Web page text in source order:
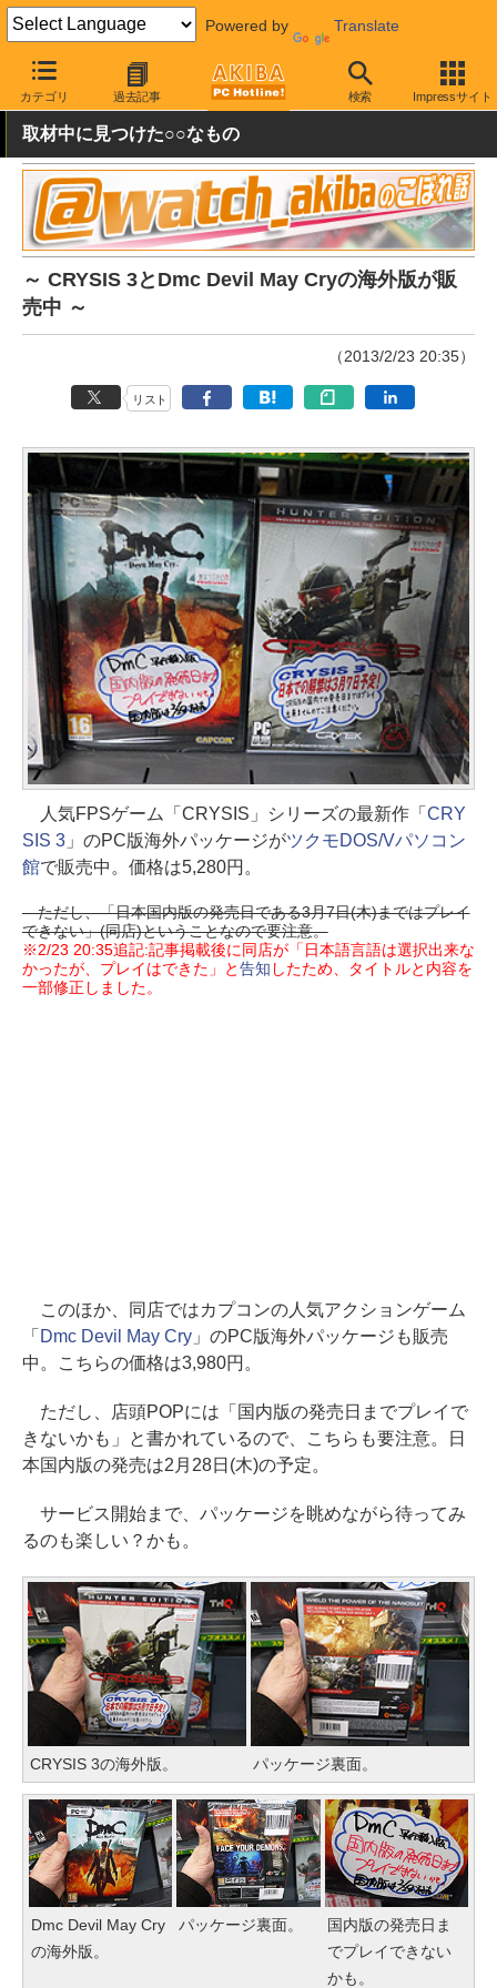
Powered by Translate
カテゴリ 過去記事 検索 Impressサイト
AKIBA PC Hotline! PC本体・ソフト ソフト・PCゲーム PCゲ
取材中に見つけた○○なもの
～ CRYSIS 3とDmc Devil May Cryの海外版が販
売中 ～
（2013/2/23 20:35）
リスト
人気FPSゲーム「CRYSIS」シリーズの最新作「 CRY
SIS 3」のPC版海外パッケージがツクモDOS/Vパソコン
館で販売中。価格は5,280円。
ただし、「日本国内版の発売日である3月7日(木)まではプレイ
できない」(同店)ということなので要注意。
※2/23 20:35追記:記事掲載後に同店が「日本語言語は選択出来な
かったが、プレイはできた」と告知 したため、タイトルと内容を
一部修正しました。
このほか、同店ではカプコンの人気アクションゲーム
「 Dmc Devil May Cry」のPC版海外パッケージも販売
中。こちらの価格は3,980円。
ただし、店頭POPには「国内版の発売日までプレイで
きないかも」と書かれているので、こちらも要注意。日
本国内版の発売は2月28日(木)の予定。
サービス開始まで、パッケージを眺めながら待ってみ
るのも楽しい？かも。
CRYSIS 3の海外版。 パッケージ裏面。
Dmc Devil May Cry
の海外版。
パッケージ裏面。
国内版の発売日ま
でプレイできない
かも。